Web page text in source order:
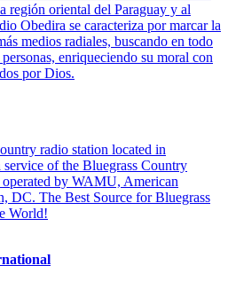
región oriental del Paraguay y al
Obedira se caracteriza por marcar la
medios radiales, buscando en todo
enriqueciendo su moral con
por Dios.
radio station located in
of the Bluegrass Country
by WAMU, American
DC. The Best Source for Bluegrass
World!